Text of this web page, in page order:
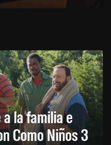
la familia e
Como Niños 3